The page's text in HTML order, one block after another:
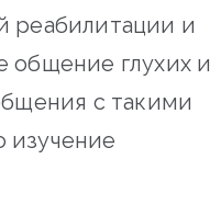
реабилитации и
глухих и
с такими
изучение